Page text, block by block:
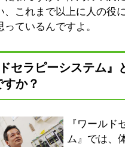
いう意味ではとても有効な治療法だ
に身を置くなかで、『ワールドセラ
る治療を必要とする方は今後も増え
されます。ですから私は、自分のス
のと同時に、たくさんの方にこの治
んでいる方を一人でも多く救ってさし
るのです。波動・緩衝・ワープな
ような言葉を耳にして、怪しげな治療